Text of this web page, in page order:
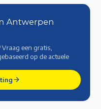
Antwerpen
een gratis,
op de actuele